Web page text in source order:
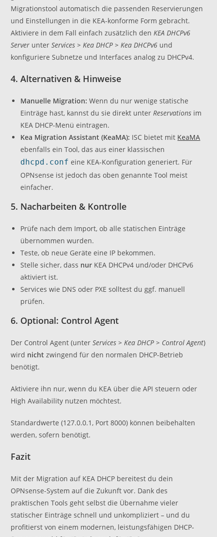
Migrationstool automatisch die passenden Reservierungen
und Einstellungen in die KEA-konforme Form gebracht.
Aktiviere in dem Fall einfach zusätzlich denKEA DHCPv6
Server unterServices > Kea DHCP > Kea DHCPv6 und
konfiguriere Subnetze und Interfaces analog zu DHCPv4.
4. Alternativen & Hinweise
Manuelle Migration: Wenn du nur wenige statische
Einträge hast, kannst du sie direkt unterReservations im
KEA DHCP-Menü eintragen.
Kea Migration Assistant (KeaMA): ISC bietet mit KeaMA
ebenfalls ein Tool, das aus einer klassischen
dhcpd.conf eine KEA-Konfiguration generiert. Für
OPNsense ist jedoch das oben genannte Tool meist
einfacher.
5. Nacharbeiten & Kontrolle
Prüfe nach dem Import, ob alle statischen Einträge
übernommen wurden.
Teste, ob neue Geräte eine IP bekommen.
Stelle sicher, dass nur KEA DHCPv4 und/oder DHCPv6
aktiviert ist.
Services wie DNS oder PXE solltest du ggf. manuell
prüfen.
6. Optional: Control Agent
Der Control Agent (unterServices > Kea DHCP > Control Agent)
wird nicht zwingend für den normalen DHCP-Betrieb
benötigt.
Aktiviere ihn nur, wenn du KEA über die API steuern oder
High Availability nutzen möchtest.
Standardwerte (127.0.0.1, Port 8000) können beibehalten
werden, sofern benötigt.
Fazit
Mit der Migration auf KEA DHCP bereitest du dein
OPNsense-System auf die Zukunft vor. Dank des
praktischen Tools geht selbst die Übernahme vieler
statischer Einträge schnell und unkompliziert – und du
profitierst von einem modernen, leistungsfähigen DHCP-